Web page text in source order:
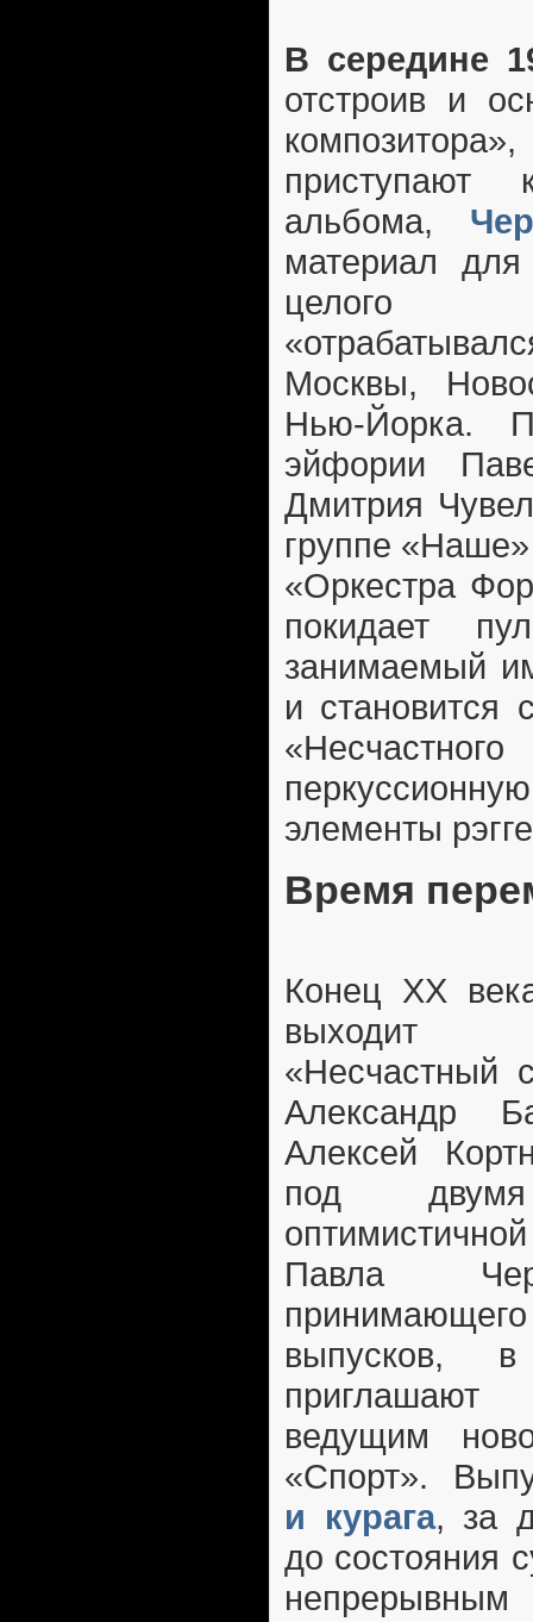
В середине
отстроив и
приступают
альбома,
материал для
целого
Москвы,
Нью-Йорка.
эйфории
Дмитрия
группе «Наше»
«Оркестра
покидает
занимаемый
и становится
элементы
Время
Конец XX
выходит
«Несчастный
Александр
Алексей
под
Павла
выпусков,
приглашают
ведущим
«Спорт».
и курага, за
до состояния